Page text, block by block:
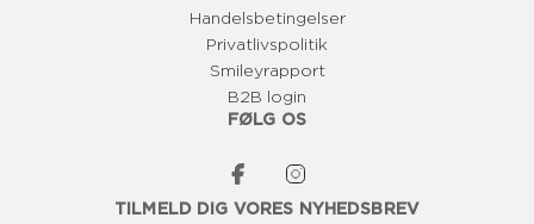
Handelsbetingelser
Privatlivspolitik
Smileyrapport
B2B login
FØLG OS
TILMELD DIG VORES NYHEDSBREV